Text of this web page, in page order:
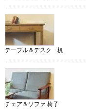
テーブル＆デスク 机
チェア＆ソファ 椅子